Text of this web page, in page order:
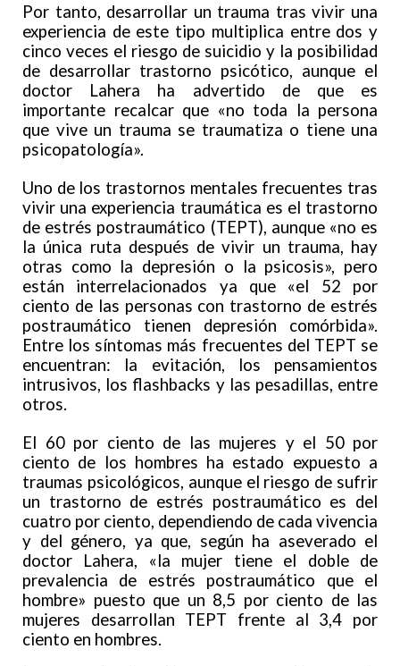
Por tanto, desarrollar un trauma tras vivir una
experiencia de este tipo multiplica entre dos y
cinco veces el riesgo de suicidio y la posibilidad
de desarrollar trastorno psicótico, aunque el
doctor Lahera ha advertido de que es
importante recalcar que «no toda la persona
que vive un trauma se traumatiza o tiene una
psicopatología».
Uno de los trastornos mentales frecuentes tras
vivir una experiencia traumática es el trastorno
de estrés postraumático (TEPT), aunque «no es
la única ruta después de vivir un trauma, hay
otras como la depresión o la psicosis», pero
están interrelacionados ya que «el 52 por
ciento de las personas con trastorno de estrés
postraumático tienen depresión comórbida».
Entre los síntomas más frecuentes del TEPT se
encuentran: la evitación, los pensamientos
intrusivos, los flashbacks y las pesadillas, entre
otros.
El 60 por ciento de las mujeres y el 50 por
ciento de los hombres ha estado expuesto a
traumas psicológicos, aunque el riesgo de sufrir
un trastorno de estrés postraumático es del
cuatro por ciento, dependiendo de cada vivencia
y del género, ya que, según ha aseverado el
doctor Lahera, «la mujer tiene el doble de
prevalencia de estrés postraumático que el
hombre» puesto que un 8,5 por ciento de las
mujeres desarrollan TEPT frente al 3,4 por
ciento en hombres.